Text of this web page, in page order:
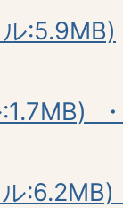
:5.9MB)
:6.2MB)